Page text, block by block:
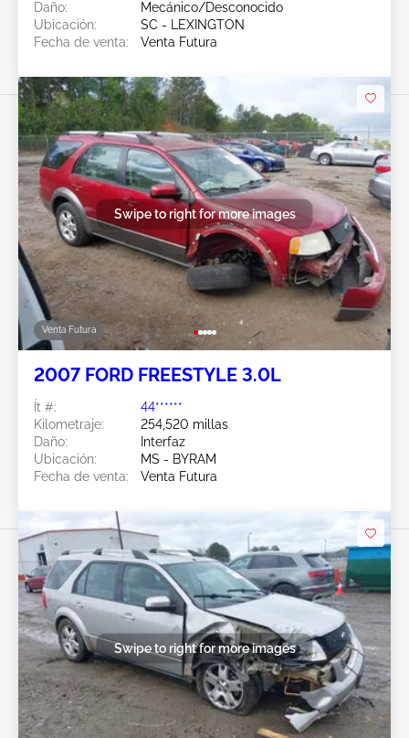
Daño:
Mecánico/Desconocido
Ubicación:
SC - LEXINGTON
Fecha de venta:
Venta Futura
Venta Futura
Swipe to right for more images
2007 FORD FREESTYLE 3.0L
Ít #:
44******
Kilometraje:
254,520 millas
Daño:
Interfaz
Ubicación:
MS - BYRAM
Fecha de venta:
Venta Futura
Swipe to right for more images